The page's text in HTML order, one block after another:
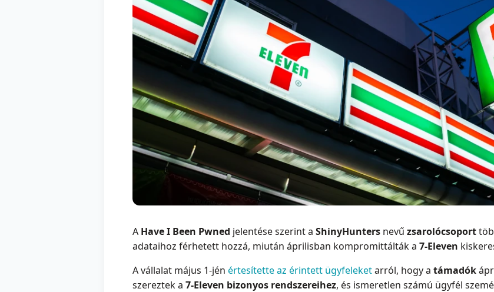
A Have I Been Pwned jelentése szerint a ShinyHunters nevű zsarolócsoport
adataihoz férhetett hozzá, miután áprilisban kompromittálták a 7-Eleven
A vállalat május 1-jén értesítette az érintett ügyfeleketarról, hogy a támadók
szereztek a 7-Eleven bizonyos rendszereihez, és ismeretlen számú ügyfél